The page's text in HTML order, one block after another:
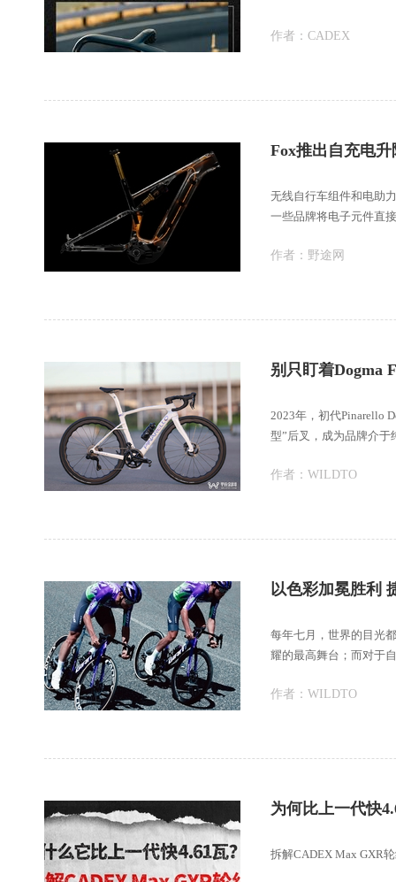
作者： CADEX
Fox推出自充电
无线自行车组件和电助
一些品牌将电子元件直
作者： 野途网
别只盯着Dogma
2023年，初代Pinarello
型”后叉，成为品牌介于
作者： WILDTO
以色彩加冕胜利
每年七月，世界的目光
耀的最高舞台；而对于
作者： WILDTO
拆解CADEX Max GXR